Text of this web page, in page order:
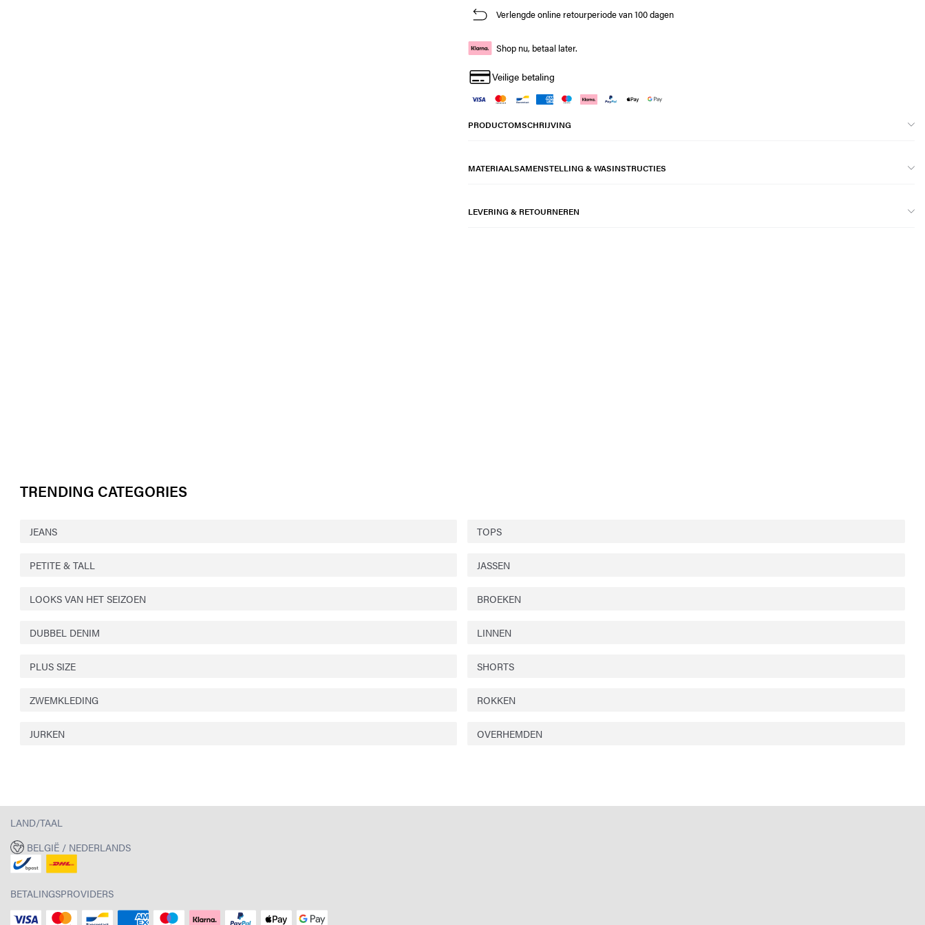
Verlengde online retourperiode van 100 dagen
Shop nu, betaal later.
Veilige betaling
PRODUCTOMSCHRIJVING
MATERIAALSAMENSTELLING & WASINSTRUCTIES
LEVERING & RETOURNEREN
TRENDING CATEGORIES
JEANS TOPS
PETITE & TALL JASSEN
LOOKS VAN HET SEIZOEN BROEKEN
DUBBEL DENIM LINNEN
PLUS SIZE SHORTS
ZWEMKLEDING ROKKEN
JURKEN OVERHEMDEN
LAND/TAAL
BELGIË / NEDERLANDS
BETALINGSPROVIDERS